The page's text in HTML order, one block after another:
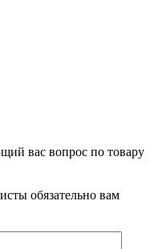
вас вопрос по товару
обязательно вам